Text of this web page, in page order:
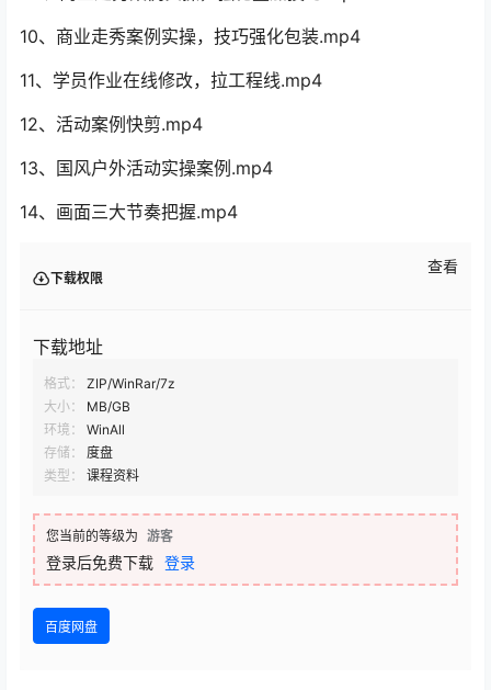
10、商业走秀案例实操，技巧强化包装.mp4
11、学员作业在线修改，拉工程线.mp4
12、活动案例快剪.mp4
13、国风户外活动实操案例.mp4
14、画面三大节奏把握.mp4
下载权限
查看
下载地址
格式：
ZIP/WinRar/7z
大小：
MB/GB
环境：
WinAll
存储：
度盘
类型：
课程资料
您当前的等级为 游客
登录后免费下载 登录
百度网盘